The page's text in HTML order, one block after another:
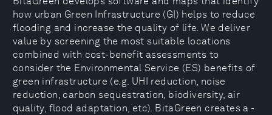
how urban Green Infrastructure (GI) helps to reduce
flooding and increase the quality of life. We deliver
value by screening the most suitable locations
combined with cost-benefit assessments to
consider the Environmental Service (ES) benefits of
green infrastructure (e.g. UHI reduction, noise
reduction, carbon sequestration, biodiversity, air
quality, flood adaptation, etc). BitaGreen creates a -